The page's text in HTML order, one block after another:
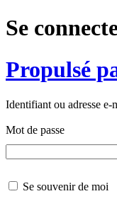
Se
Propulsé
Identifiant ou adresse e-
Mot de passe
Se souvenir de moi